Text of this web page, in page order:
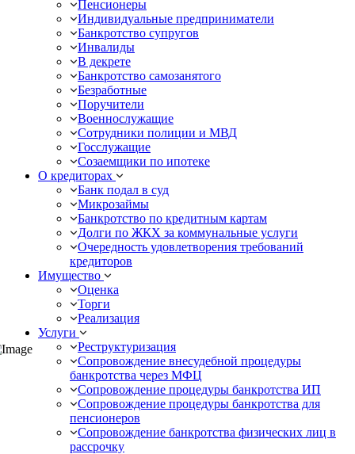
Пенсионеры
Индивидуальные предприниматели
Банкротство супругов
Инвалиды
В декрете
Банкротство самозанятого
Безработные
Поручители
Военнослужащие
Сотрудники полиции и МВД
Госслужащие
Созаемщики по ипотеке
О кредиторах
Банк подал в суд
Микрозаймы
Банкротство по кредитным картам
Долги по ЖКХ за коммунальные услуги
Очередность удовлетворения требований
кредиторов
Имущество
Оценка
Торги
Реализация
Услуги
Реструктуризация
Сопровождение внесудебной процедуры
банкротства через МФЦ
Сопровождение процедуры банкротства ИП
Сопровождение процедуры банкротства для
пенсионеров
Сопровождение банкротства физических лиц в
рассрочку